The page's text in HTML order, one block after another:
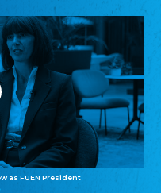
as FUEN President